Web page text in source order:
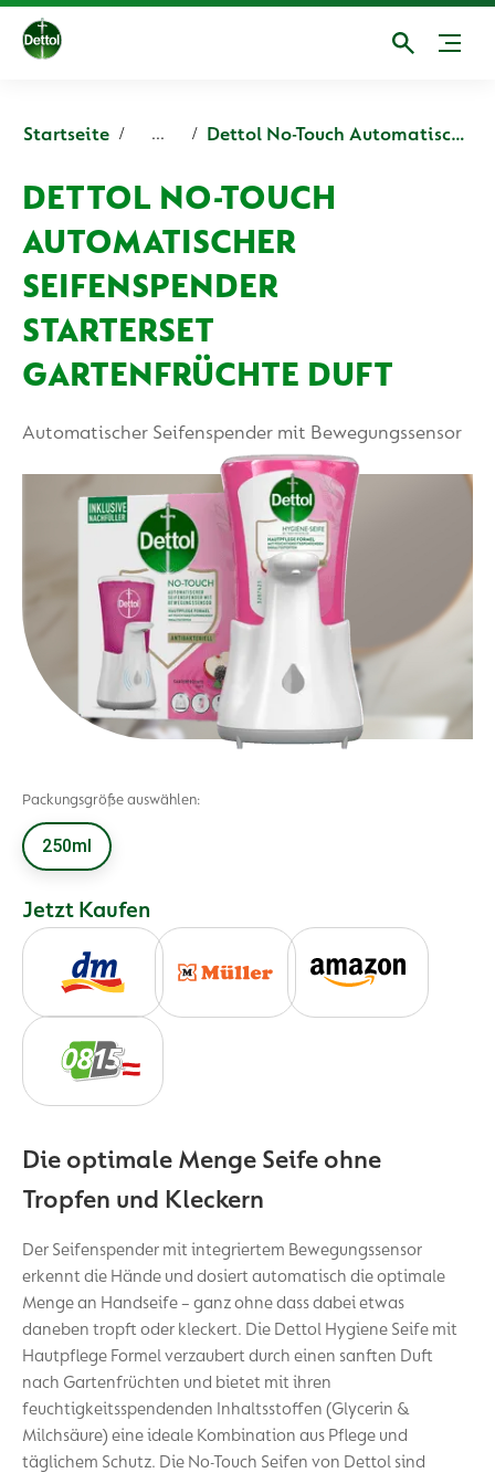
Startseite ... Dettol No-Touch Automatischer Seifenspender Starterset Gartenfrüchte Duft
DETTOL NO-TOUCH
AUTOMATISCHER
SEIFENSPENDER
STARTERSET
GARTENFRÜCHTE DUFT
Automatischer Seifenspender mit Bewegungssensor
Packungsgröße auswählen:
250ml
Jetzt Kaufen
Die optimale Menge Seife ohne
Tropfen und Kleckern
Der Seifenspender mit integriertem Bewegungssensor
erkennt die Hände und dosiert automatisch die optimale
Menge an Handseife – ganz ohne dass dabei etwas
daneben tropft oder kleckert. Die Dettol Hygiene Seife mit
Hautpflege Formel verzaubert durch einen sanften Duft
nach Gartenfrüchten und bietet mit ihren
feuchtigkeitsspendenden Inhaltsstoffen (Glycerin &
Milchsäure) eine ideale Kombination aus Pflege und
täglichem Schutz. Die No-Touch Seifen von Dettol sind